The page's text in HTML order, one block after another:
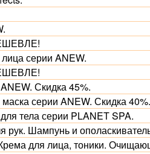
серии ANEW.
Скидка 45%.
серии ANEW. Скидка 40%.
тела серии PLANET SPA.
рук. Шампунь и
для лица, тоники.